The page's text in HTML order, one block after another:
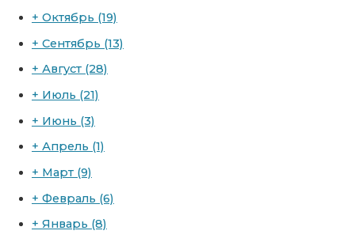
+ Октябрь (19)
+ Сентябрь (13)
+ Август (28)
+ Июль (21)
+ Июнь (3)
+ Апрель (1)
+ Март (9)
+ Февраль (6)
+ Январь (8)